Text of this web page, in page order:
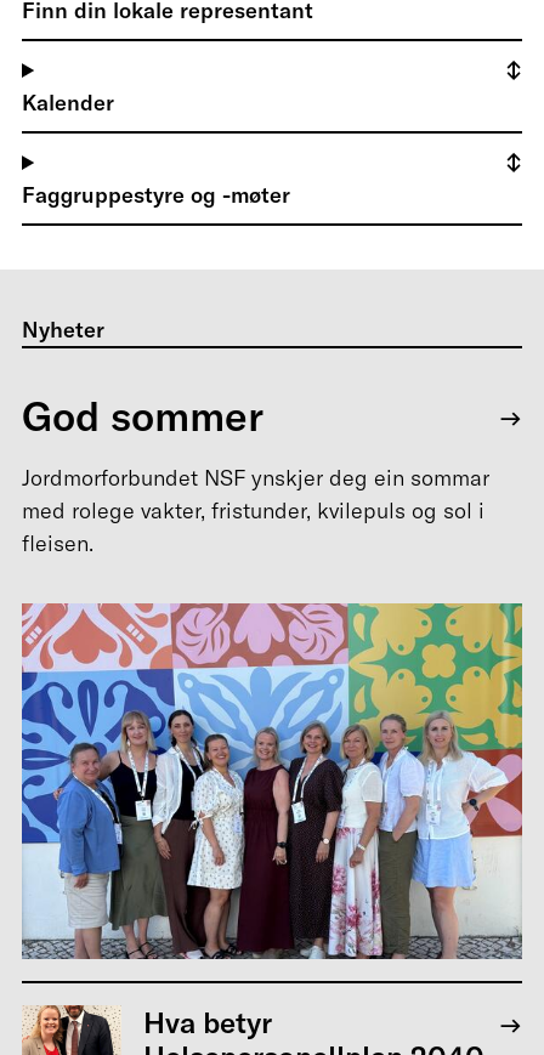
Finn din lokale representant
Kalender
Faggruppestyre og -møter
Nyheter
God sommer
Jordmorforbundet NSF ynskjer deg ein sommar
med rolege vakter, fristunder, kvilepuls og sol i
fleisen.
Hva betyr